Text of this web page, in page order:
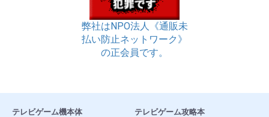
弊社はNPO法人《通販未
払い防止ネットワーク》
の正会員です。
テレビゲーム機本体
テレビゲーム攻略本